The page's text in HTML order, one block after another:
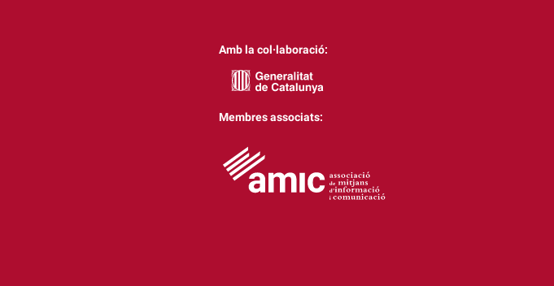
Amb la col·laboració:
Membres associats: